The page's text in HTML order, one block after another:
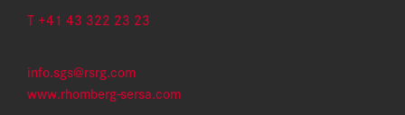
T +41 43 322 23 23
info.sgs@rsrg.com
www.rhomberg-sersa.com